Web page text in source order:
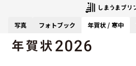
写真 フォトブック 年賀状 / 寒中